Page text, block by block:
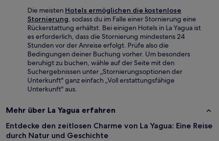
Die meisten Hotels ermöglichen die kostenlose
Stornierung, sodass du im Falle einer Stornierung eine
Rückerstattung erhältst. Bei einigen Hotels in La Yagua ist
es erforderlich, dass die Stornierung mindestens 24
Stunden vor der Anreise erfolgt. Prüfe also die
Bedingungen deiner Buchung vorher. Um besonders
beruhigt zu buchen, wähle auf der Seite mit den
Suchergebnissen unter „Stornierungsoptionen der
Unterkunft" ganz einfach „Voll erstattungsfähige
Unterkunft" aus.
Mehr über La Yagua erfahren
Entdecke den zeitlosen Charme von La Yagua: Eine Reise
durch Natur und Geschichte